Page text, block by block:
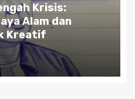
di Persimpangan
Bisnis dan Rakyat,
Kekuasaan